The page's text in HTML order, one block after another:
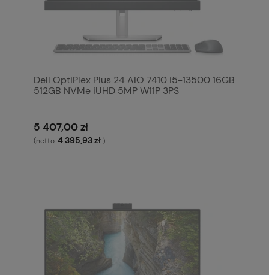
Dell OptiPlex Plus 24 AIO 7410 i5-13500 16GB
512GB NVMe iUHD 5MP W11P 3PS
5 407,00 zł
(netto:4 395,93 zł )